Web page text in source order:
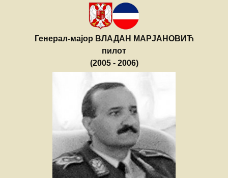
Генерал-мајор ВЛАДАН МАРЈАНОВИЋ
пилот
(2005 - 2006)